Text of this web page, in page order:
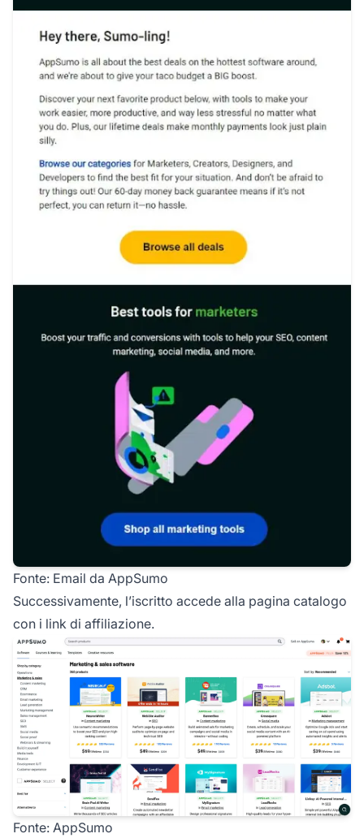
Fonte: Email da AppSumo
Successivamente, l’iscritto accede alla pagina catalogo
con i link di affiliazione.
Fonte: AppSumo